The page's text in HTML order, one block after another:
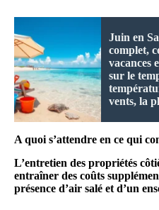
Juin en
complet,
vacances
sur le
vents, la
A quoi s’attendre en ce qui
L’entretien des propriétés
entraîner des coûts
présence d’air salé et d’un